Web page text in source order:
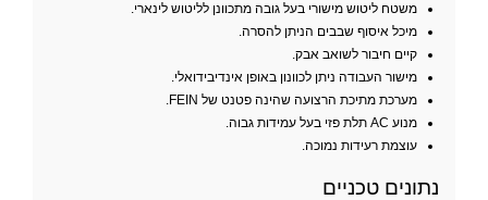
משטח ליטוש מישורי בעל גובה מתכוונן לליטוש לינארי.
מיכל איסוף שבבים הניתן להסרה.
קיים חיבור לשואב אבק.
מישור העבודה ניתן לכוונון באופן אינדיבידואלי.
מערכת מתיכת הרצועה שהינה פטנט של FEIN.
מנוע AC תלת פזי בעל עמידות גבוה.
עוצמת רעידות נמוכה.
נתונים טכניים